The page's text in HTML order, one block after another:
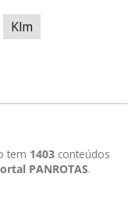
Klm
tem 1403 conteúdos
PANROTAS.